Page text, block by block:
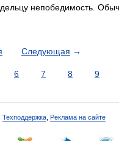
непобедимость.
Следующая →
6 7 8 9
Техподдержка Реклама на сайте